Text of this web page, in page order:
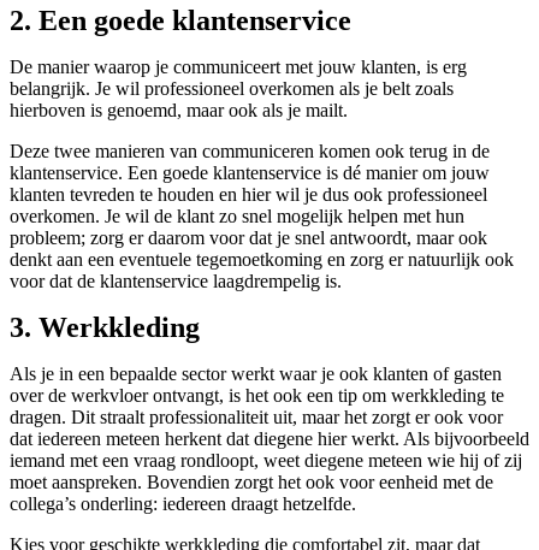
2. Een goede klantenservice
De manier waarop je communiceert met jouw klanten, is erg
belangrijk. Je wil professioneel overkomen als je belt zoals
hierboven is genoemd, maar ook als je mailt.
Deze twee manieren van communiceren komen ook terug in de
klantenservice. Een goede klantenservice is dé manier om jouw
klanten tevreden te houden en hier wil je dus ook professioneel
overkomen. Je wil de klant zo snel mogelijk helpen met hun
probleem; zorg er daarom voor dat je snel antwoordt, maar ook
denkt aan een eventuele tegemoetkoming en zorg er natuurlijk ook
voor dat de klantenservice laagdrempelig is.
3. Werkkleding
Als je in een bepaalde sector werkt waar je ook klanten of gasten
over de werkvloer ontvangt, is het ook een tip om werkkleding te
dragen. Dit straalt professionaliteit uit, maar het zorgt er ook voor
dat iedereen meteen herkent dat diegene hier werkt. Als bijvoorbeeld
iemand met een vraag rondloopt, weet diegene meteen wie hij of zij
moet aanspreken. Bovendien zorgt het ook voor eenheid met de
collega’s onderling: iedereen draagt hetzelfde.
Kies voor geschikte werkkleding die comfortabel zit, maar dat